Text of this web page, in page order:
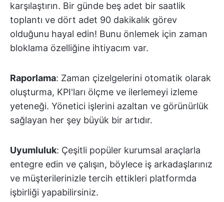
karşılaştırın. Bir günde beş adet bir saatlik
toplantı ve dört adet 90 dakikalık görev
olduğunu hayal edin! Bunu önlemek için zaman
bloklama özelliğine ihtiyacım var.
Raporlama: Zaman çizelgelerini otomatik olarak
oluşturma, KPI'ları ölçme ve ilerlemeyi izleme
yeteneği. Yönetici işlerini azaltan ve görünürlük
sağlayan her şey büyük bir artıdır.
Uyumluluk: Çeşitli popüler kurumsal araçlarla
entegre edin ve çalışın, böylece iş arkadaşlarınız
ve müşterilerinizle tercih ettikleri platformda
işbirliği yapabilirsiniz.